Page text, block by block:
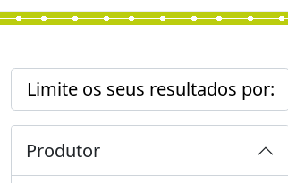
Limite os seus resultados por:
Produtor